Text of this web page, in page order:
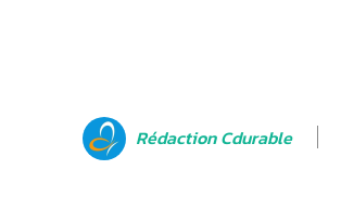
Rédaction Cdurable